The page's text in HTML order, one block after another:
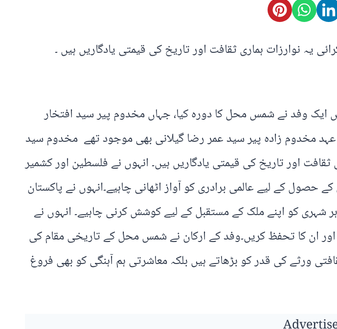
یہ نوارزات ہماری ثقافت اور تاریخ کی قیمتی یادگاریں ہیں ۔
وفد نے شمس محل کا دورہ کیا، جہاں مخدوم پیر سید افتخار
مخدوم زادہ پیر سید عمر رضا گیلانی بھی موجود تھے مخدوم سید
اور تاریخ کی قیمتی یادگاریں ہیں۔ انہوں نے فلسطین اور کشمیر
کے لیے عالمی برادری کو آواز اٹھانی چاہیے۔انہوں نے پاکستان
شہری کو اپنے ملک کے مستقبل کے لیے کوشش کرنی چاہیے۔ انہوں نے
ان کا تحفظ کریں۔وفد کے ارکان نے شمس محل کے تاریخی مقام کی
ورثے کی قدر کو بڑھاتے ہیں بلکہ معاشرتی ہم آہنگی کو بھی فروغ